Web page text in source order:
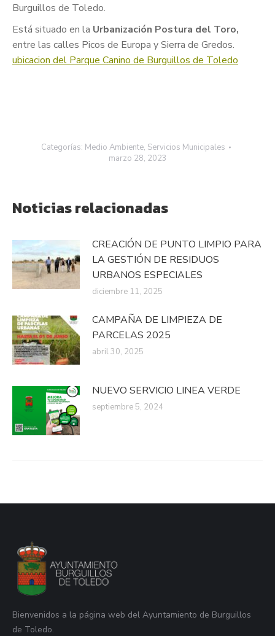
Burguillos de Toledo.
Está situado en la Urbanización Postura del Toro,
entre las calles Picos de Europa y Sierra de Gredos.
ubicacion del Parque Canino de Burguillos de Toledo
Categorías: Medio Ambiente, Servicios Municipales
marzo 28, 2023
Noticias relacionadas
CREACIÓN DE PUNTO LIMPIO PARA
LA GESTIÓN DE RESIDUOS
URBANOS ESPECIALES
diciembre 11, 2025
CAMPAÑA DE LIMPIEZA DE
PARCELAS 2025
abril 30, 2025
NUEVO SERVICIO LINEA VERDE
septiembre 5, 2024
Bienvenidos a la página web del Ayuntamiento de Burguillos
de Toledo.